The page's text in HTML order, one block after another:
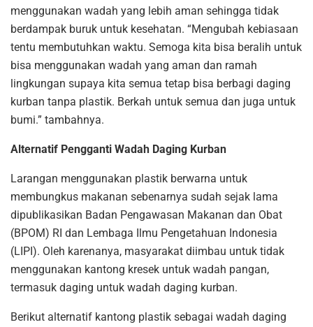
menggunakan wadah yang lebih aman sehingga tidak
berdampak buruk untuk kesehatan. “Mengubah kebiasaan
tentu membutuhkan waktu. Semoga kita bisa beralih untuk
bisa menggunakan wadah yang aman dan ramah
lingkungan supaya kita semua tetap bisa berbagi daging
kurban tanpa plastik. Berkah untuk semua dan juga untuk
bumi.” tambahnya.
Alternatif Pengganti Wadah Daging Kurban
Larangan menggunakan plastik berwarna untuk
membungkus makanan sebenarnya sudah sejak lama
dipublikasikan Badan Pengawasan Makanan dan Obat
(BPOM) RI dan Lembaga Ilmu Pengetahuan Indonesia
(LIPI). Oleh karenanya, masyarakat diimbau untuk tidak
menggunakan kantong kresek untuk wadah pangan,
termasuk daging untuk wadah daging kurban.
Berikut alternatif kantong plastik sebagai wadah daging